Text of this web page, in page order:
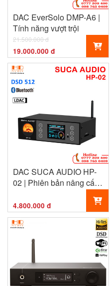
DAC EverSolo DMP-A6 |
Tính năng vượt trội
21.500.000 đ
19.000.000 đ
DAC SUCA AUDIO HP-
02 | Phiên bản nâng cấp
4.800.000 đ